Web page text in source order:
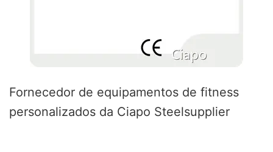
Fornecedor de equipamentos de fitness
personalizados da Ciapo Steelsupplier